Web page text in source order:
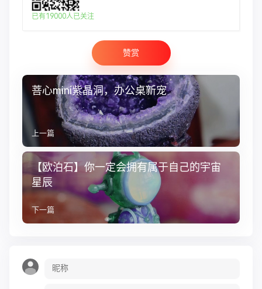
已有19000人已关注
赞赏
菩心mini紫晶洞，办公桌新宠
上一篇
【欧泊石】你一定会拥有属于自己的宇宙
星辰
下一篇